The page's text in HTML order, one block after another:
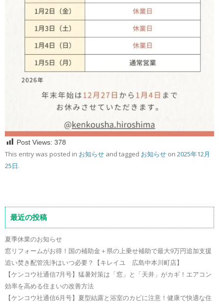
Post Views: 378
This entry was posted in お知らせ and tagged お知らせ on 2025年12月
25日.
最近の投稿
夏季休業のお知らせ
窓リフォームがお得！国の補助金＋県の上乗せ補助で最大9万円追加支援
追い焚き配管洗浄はいつ必要？【キレイユ 広島中本川町店】
【ケンコウ社通信7月号】猛暑対策は「窓」と「天井」がカギ！エアコン
効率を高める住まいの改善方法
【ケンコウ社通信6月号】夏型結露と浴室のカビに注意！健康で快適な住